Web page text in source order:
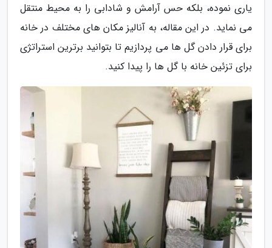
یاری نموده، بلکه حس آرامش و شادابی را به محیط منتقل
می نماید. در این مقاله، به آنالیز مکان های مختلف در خانه
برای قرار دادن گل ها می پردازیم تا بتوانید برترین استراتژی
برای تزئین خانه با گل ها را پیدا کنید.